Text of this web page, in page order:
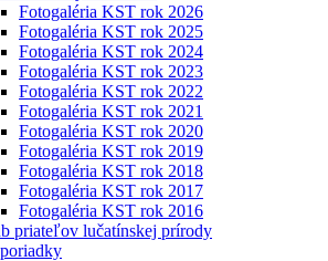
Fotogaléria KST rok 2026
Fotogaléria KST rok 2025
Fotogaléria KST rok 2024
Fotogaléria KST rok 2023
Fotogaléria KST rok 2022
Fotogaléria KST rok 2021
Fotogaléria KST rok 2020
Fotogaléria KST rok 2019
Fotogaléria KST rok 2018
Fotogaléria KST rok 2017
Fotogaléria KST rok 2016
priateľov lučatínskej prírody